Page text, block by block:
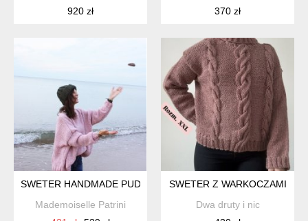
920 zł
370 zł
SWETER HANDMADE PUDROWY RÓŻ
Mademoiselle Patrini
SWETER Z WARKOCZAMI
Dwa druty i nic